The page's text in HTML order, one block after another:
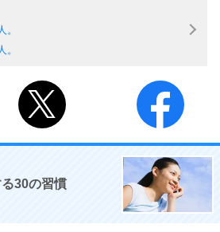
30の習慣